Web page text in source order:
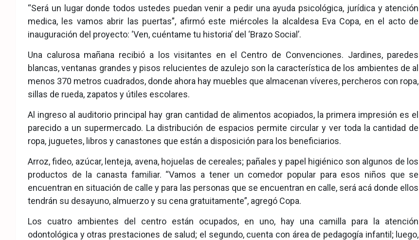
“Será un lugar donde todos ustedes puedan venir a pedir una ayuda psicológica, jurídica y atención
medica, les vamos abrir las puertas”, afirmó este miércoles la alcaldesa Eva Copa, en el acto de
inauguración del proyecto: ‘Ven, cuéntame tu historia’ del ‘Brazo Social’.
Una calurosa mañana recibió a los visitantes en el Centro de Convenciones. Jardines, paredes
blancas, ventanas grandes y pisos relucientes de azulejo son la característica de los ambientes de al
menos 370 metros cuadrados, donde ahora hay muebles que almacenan víveres, percheros con ropa,
sillas de rueda, zapatos y útiles escolares.
Al ingreso al auditorio principal hay gran cantidad de alimentos acopiados, la primera impresión es el
parecido a un supermercado. La distribución de espacios permite circular y ver toda la cantidad de
ropa, juguetes, libros y canastones que están a disposición para los beneficiarios.
Arroz, fideo, azúcar, lenteja, avena, hojuelas de cereales; pañales y papel higiénico son algunos de los
productos de la canasta familiar. “Vamos a tener un comedor popular para esos niños que se
encuentran en situación de calle y para las personas que se encuentran en calle, será acá donde ellos
tendrán su desayuno, almuerzo y su cena gratuitamente”, agregó Copa.
Los cuatro ambientes del centro están ocupados, en uno, hay una camilla para la atención
odontológica y otras prestaciones de salud; el segundo, cuenta con área de pedagogía infantil; luego,